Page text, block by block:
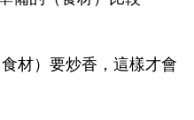
材）要炒香，這樣才會